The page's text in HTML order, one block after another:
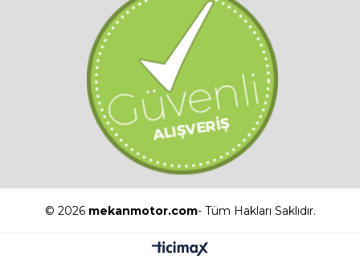
© 2026mekanmotor.com- Tüm Hakları Saklıdır.